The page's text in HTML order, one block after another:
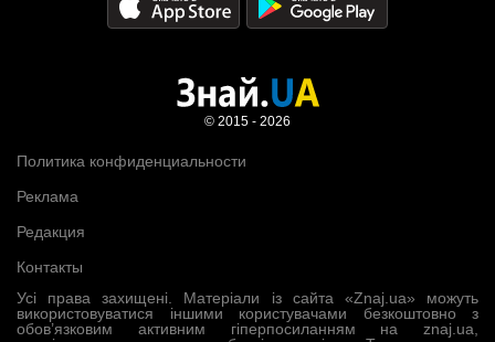
Усі права захищені. Матеріали із сайта «Znaj.ua» можуть
використовуватися іншими користувачами безкоштовно з
обов’язковим активним гіперпосиланням на znaj.ua,
Политика конфиденциальности
Реклама
Редакция
Контакты
© 2015 - 2026